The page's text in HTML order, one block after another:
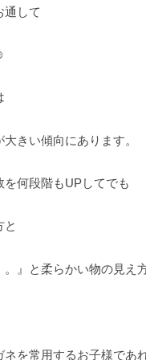
通して
きい傾向にあります。
何段階もUPしてでも
と
。』と柔らかい物の見え
を常用するお子様であ